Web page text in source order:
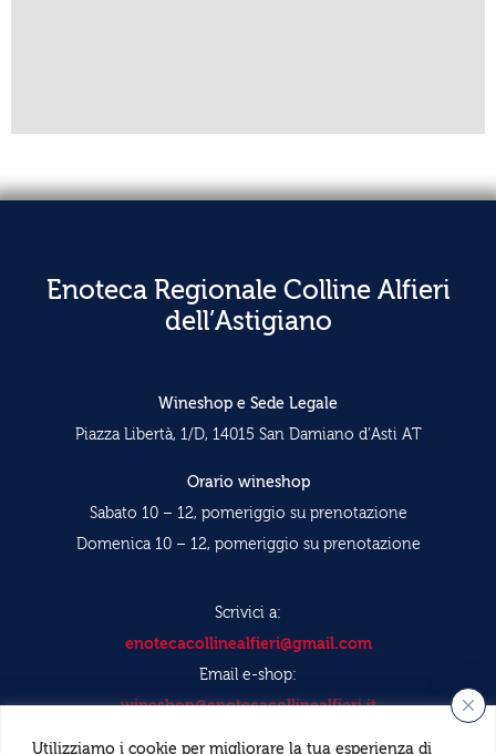
Utilizziamo i cookie per migliorare la tua esperienza di
Enoteca Regionale Colline Alfieri
dell’Astigiano
Wineshop e Sede Legale
Piazza Libertà, 1/D, 14015 San Damiano d’Asti AT
Orario wineshop
Sabato 10 – 12, pomeriggio su prenotazione
Domenica 10 – 12, pomeriggio su prenotazione
Scrivici a:
enotecacollinealfieri@gmail.com
Email e-shop:
wineshop@enotecacollinealfieri.it